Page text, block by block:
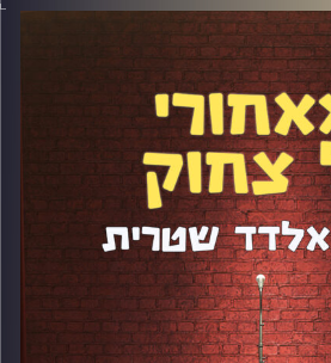
הכי מוכשרים שצומחים כאן.
שלו ב"גוט טאלנט" אתם
דיברנו על עולם הקוסמים ועל
הסטנדאפ, על תחילת הדרך ועל היום
בקסמים בקומדיה, על השראה